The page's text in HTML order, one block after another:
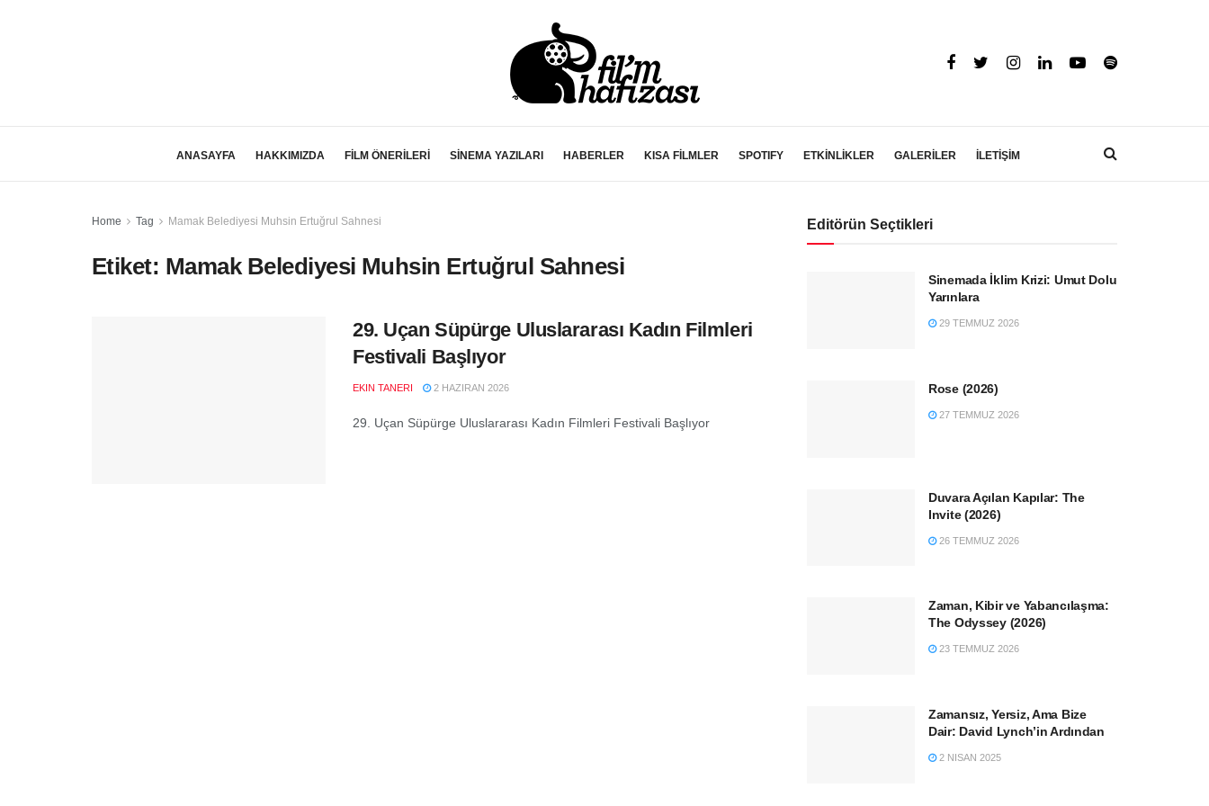
ANASAYFA HAKKIMIZDA FİLM ÖNERİLERİ SİNEMA YAZILARI HABERLER KISA FİLMLER SPOTIFY ETKİNLİKLER GALERİLER İLETİŞİM
Home Tag Mamak Belediyesi Muhsin Ertuğrul Sahnesi
Etiket: Mamak Belediyesi Muhsin Ertuğrul Sahnesi
29. Uçan Süpürge Uluslararası Kadın Filmleri
Festivali Başlıyor
EKIN TANERI 2 HAZIRAN 2026
29. Uçan Süpürge Uluslararası Kadın Filmleri Festivali Başlıyor
Editörün Seçtikleri
Sinemada İklim Krizi: Umut Dolu
Yarınlara
29 TEMMUZ 2026
Rose (2026)
27 TEMMUZ 2026
Duvara Açılan Kapılar: The
Invite (2026)
26 TEMMUZ 2026
Zaman, Kibir ve Yabancılaşma:
The Odyssey (2026)
23 TEMMUZ 2026
Zamansız, Yersiz, Ama Bize
Dair: David Lynch’in Ardından
2 NISAN 2025